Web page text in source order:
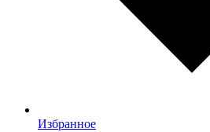
Избранное